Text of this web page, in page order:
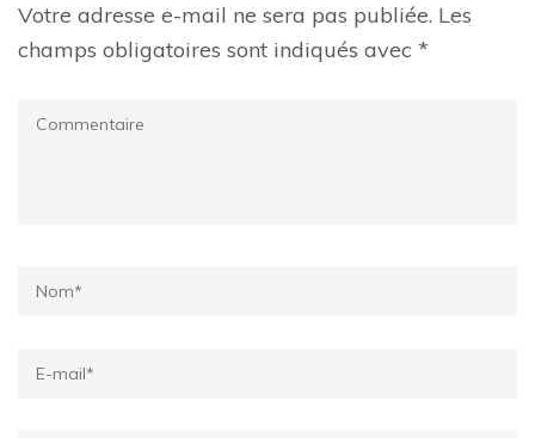
Votre adresse e-mail ne sera pas publiée. Les
champs obligatoires sont indiqués avec *
Commentaire
Name*
Email*